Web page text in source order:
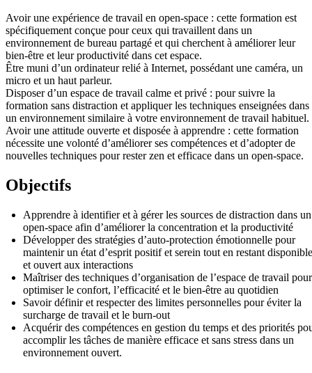
Avoir une expérience de travail en open-space : cette formation est
spécifiquement conçue pour ceux qui travaillent dans un
environnement de bureau partagé et qui cherchent à améliorer leur
bien-être et leur productivité dans cet espace.
Être muni d’un ordinateur relié à Internet, possédant une caméra, un
micro et un haut parleur.
Disposer d’un espace de travail calme et privé : pour suivre la
formation sans distraction et appliquer les techniques enseignées dans
un environnement similaire à votre environnement de travail habituel.
Avoir une attitude ouverte et disposée à apprendre : cette formation
nécessite une volonté d’améliorer ses compétences et d’adopter de
nouvelles techniques pour rester zen et efficace dans un open-space.
Objectifs
Apprendre à identifier et à gérer les sources de distraction dans un
open-space afin d’améliorer la concentration et la productivité
Développer des stratégies d’auto-protection émotionnelle pour
maintenir un état d’esprit positif et serein tout en restant disponible
et ouvert aux interactions
Maîtriser des techniques d’organisation de l’espace de travail pour
optimiser le confort, l’efficacité et le bien-être au quotidien
Savoir définir et respecter des limites personnelles pour éviter la
surcharge de travail et le burn-out
Acquérir des compétences en gestion du temps et des priorités
accomplir les tâches de manière efficace et sans stress dans un
environnement ouvert.